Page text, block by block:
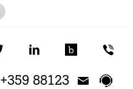
+359 88123